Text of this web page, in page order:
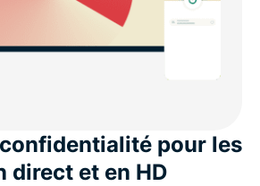
pour les
direct et en HD